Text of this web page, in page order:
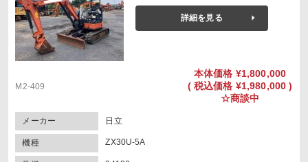
詳細を見る
M2-409
本体価格 ¥1,800,000
( 税込価格 ¥1,980,000 )
☆商談中
メーカー 日立
機種 ZX30U-5A